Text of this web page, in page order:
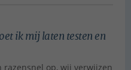
ik mij laten testen en
razensnel op, wij verwijzen